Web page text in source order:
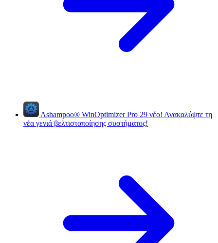
Ashampoo® WinOptimizer Pro 29 νέο! Ανακαλύψτε τη
νέα γενιά βελτιστοποίησης συστήματος!